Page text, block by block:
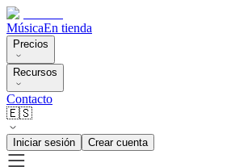
MúsicaEn tienda
Precios
Recursos
Contacto
🇪🇸
Iniciar sesión Crear cuenta